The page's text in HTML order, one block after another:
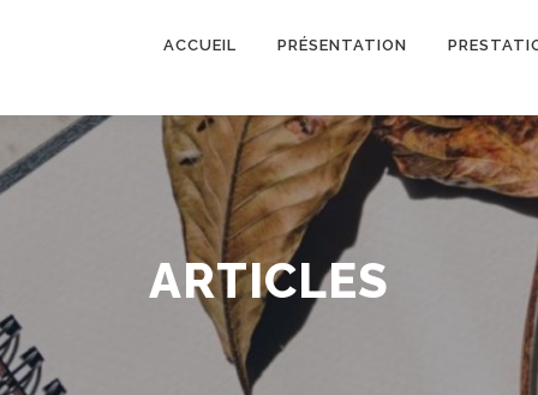
ACCUEIL PRÉSENTATION
ARTICLES